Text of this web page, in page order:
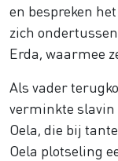
en bespreken
zich
Erda, waarmee
Als vader
verminkte slavin
Oela, die bij
Oela plotseling